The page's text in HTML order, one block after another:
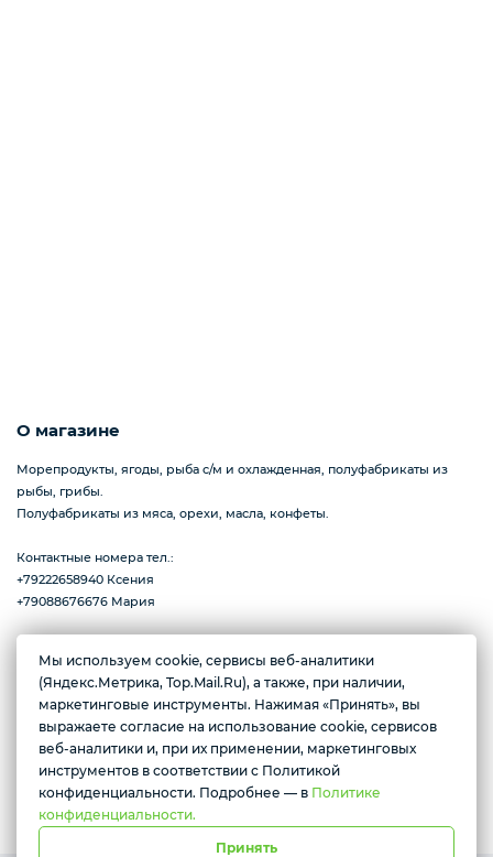
Пицца
Сиропы и топпинг
Соусы
Замороженная ягода
Мороженое
О магазине
Морепродукты, ягоды, рыба с/м и охлажденная, полуфабрикаты из
рыбы, грибы.
Полуфабрикаты из мяса, орехи, масла, конфеты.
Контактные номера тел.:
+79222658940 Ксения
+79088676676 Мария
г. Тюмень, ул. Ю.Р.-Г. Эрвье, д.12к1
Ежедневно с 10:00 до 20:00
Условия доставки
Мы используем cookie, сервисы веб-аналитики
(Яндекс.Метрика, Top.Mail.Ru), а также, при наличии,
маркетинговые инструменты. Нажимая «Принять», вы
выражаете согласие на использование cookie, сервисов
веб-аналитики и, при их применении, маркетинговых
инструментов в соответствии с Политикой
конфиденциальности. Подробнее — в Политике
конфиденциальности.
Принять
Желаете подозвать сотрудника
Да Нет